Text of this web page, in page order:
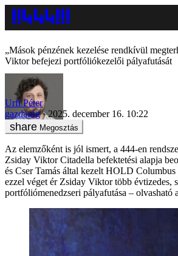
„Mások pénzének kezelése rendkívül
Viktor befejezi portfóliókezelői pályafutását
Urfi Péter
gazdaság
2025. december 16. 10:22
Megosztás
Az elemzőként is jól ismert, a 444-en
Zsiday Viktor Citadella befektetési alapja
és Cser Tamás által kezelt HOLD Columbus
ezzel véget ér Zsiday Viktor több évtizedes,
portfóliómenedzseri pályafutása – olvasható a